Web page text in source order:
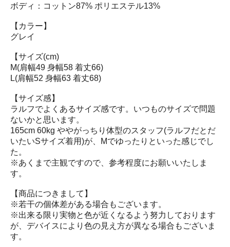
ボディ：コットン87% ポリエステル13%
【カラー】
グレイ
【サイズ(cm)
M(肩幅49 身幅58 着丈66)
L(肩幅52 身幅63 着丈68)
【サイズ感】
ラルフでよくあるサイズ感です。いつものサイズで問題
ないかと思います。
165cm 60kg ややがっちり体型のスタッフ(ラルフだとだ
いたいSサイズ着用)が、Mでゆったりといった感じでし
た。
※あくまで主観ですので、参考程度にお願いいたしま
す。
【商品につきまして】
※若干の個体差がある場合もございます。
※出来る限り実物と色が近くなるよう努力しております
が、デバイスにより色の見え方が異なる場合もございま
す。